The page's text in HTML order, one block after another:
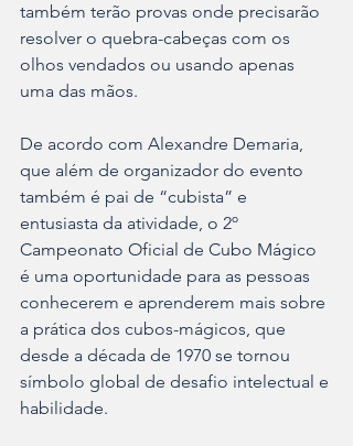
também terão provas onde precisarão
resolver o quebra-cabeças com os
olhos vendados ou usando apenas
uma das mãos.
De acordo com Alexandre Demaria,
que além de organizador do evento
também é pai de “cubista” e
entusiasta da atividade, o 2º
Campeonato Oficial de Cubo Mágico
é uma oportunidade para as pessoas
conhecerem e aprenderem mais sobre
a prática dos cubos-mágicos, que
desde a década de 1970 se tornou
símbolo global de desafio intelectual e
habilidade.